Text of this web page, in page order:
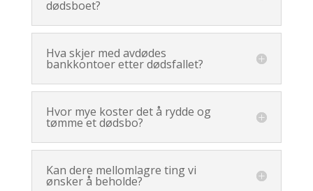
dødsboet?
Hva skjer med avdødes
bankkontoer etter dødsfallet?
Hvor mye koster det å rydde og
tømme et dødsbo?
Kan dere mellomlagre ting vi
ønsker å beholde?